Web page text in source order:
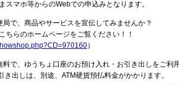
マホ等からのWebでの申込みとなります。
で、商品やサービスを宣伝してみませんか？
らのホームページをご覧ください！！
）
で、ゆうちょ口座のお預け入れ・お引き出しをご利
出しは、別途、ATM硬貨預払料金がかかります。